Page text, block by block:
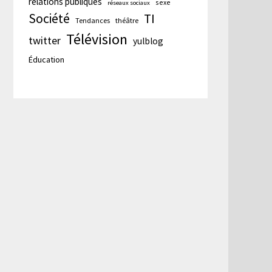
réseaux sociaux sexe
Société Tendances théâtre TI
twitter Télévision yulblog
Éducation